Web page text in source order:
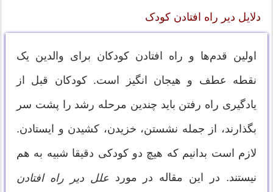
دلایل دیر راه افتادن کودک
اولین قدم‌ها و راه افتادن کودکان برای والدین یک
نقطه عطف و هیجان انگیز است. کودکان قبل از
یادگیری راه رفتن باید چندین مرحله رشد را پشت سر
بگذارند، از جمله نشستن، خزیدن، کشیدن و ایستادن.
لازم است بدانیم که هیچ دو کودکی دقیقا شبیه به هم
نیستند. در این مقاله در مورد علل دیر راه افتادن